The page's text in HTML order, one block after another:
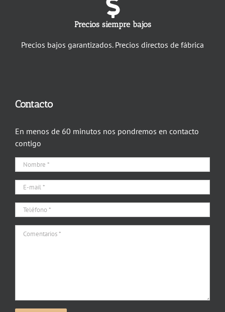
Precios siempre bajos
Precios bajos garantizados. Precios directos de fábrica
Contacto
En menos de 60 minutos nos pondremos en contacto
contigo